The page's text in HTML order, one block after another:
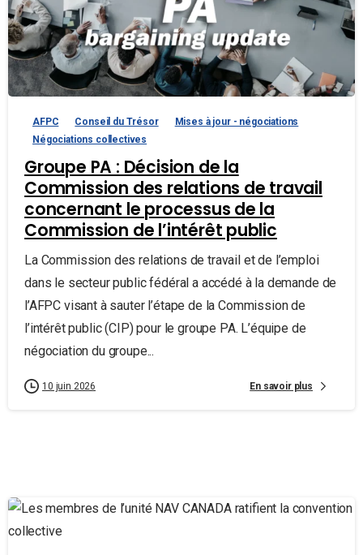
AFPC Conseil du Trésor
Mises à jour - négociations
Négociations collectives
Groupe PA : Décision de la
Commission des relations de travail
concernant le processus de la
Commission de l’intérêt public
La Commission des relations de travail et de l’emploi
dans le secteur public fédéral a accédé à la demande de
l’AFPC visant à sauter l’étape de la Commission de
l’intérêt public (CIP) pour le groupe PA. L’équipe de
négociation du groupe...
10 juin 2026 En savoir plus